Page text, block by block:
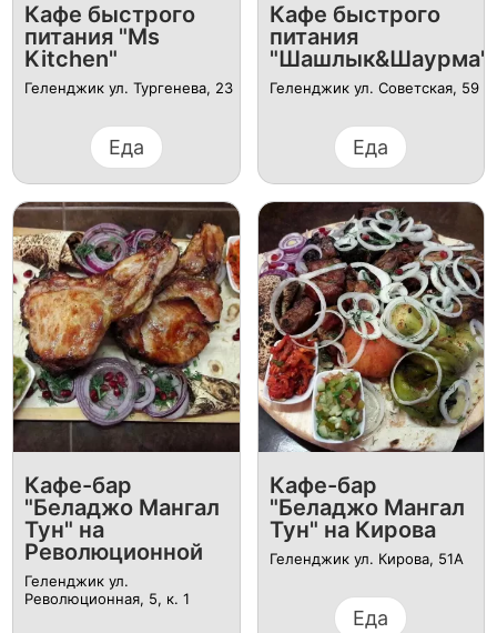
Кафе быстрого
питания "Ms
Kitchen"
Геленджик ул. Тургенева, 23
Еда
Кафе быстрого
питания
"Шашлык&Шаурма"
Геленджик ул. Советская, 59
Еда
Кафе-бар
"Беладжо Мангал
Тун" на
Революционной
Геленджик ​ул.
Революционная, 5, к. 1
Кафе-бар
"Беладжо Мангал
Тун" на Кирова
Геленджик ул. Кирова, 51А
Еда